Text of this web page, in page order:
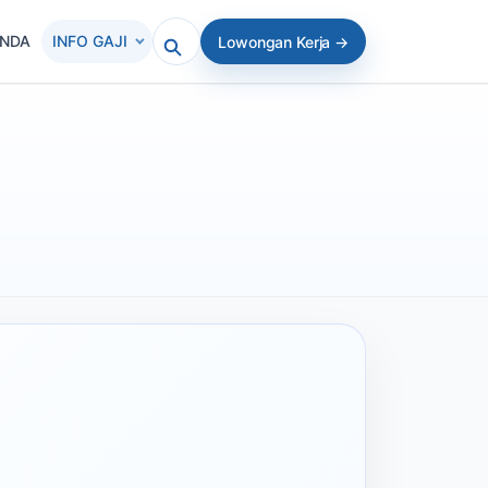
INFO GAJI
Cari artikel atau lowongan
Lowongan Kerja →